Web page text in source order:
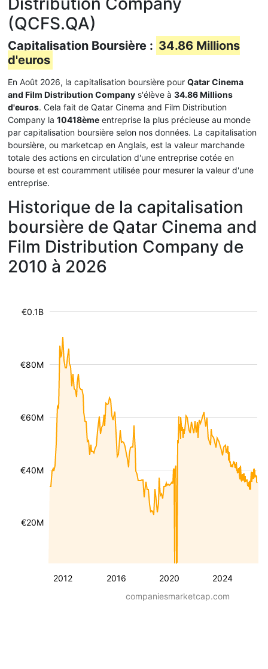
(QCFS.QA)
Capitalisation Boursière : 34.86 Millions
d'euros
En Août 2026, la capitalisation boursière pour Qatar Cinema
and Film Distribution Company s'élève à 34.86 Millions
d'euros. Cela fait de Qatar Cinema and Film Distribution
Company la 10418ème entreprise la plus précieuse au monde
par capitalisation boursière selon nos données. La capitalisation
boursière, ou marketcap en Anglais, est la valeur marchande
totale des actions en circulation d'une entreprise cotée en
bourse et est couramment utilisée pour mesurer la valeur d'une
entreprise.
Historique de la capitalisation
boursière de Qatar Cinema and
Film Distribution Company de
2010 à 2026
2012 2016 2020 2024
€20M
€40M
€60M
€80M
€0.1B
companiesmarketcap.com